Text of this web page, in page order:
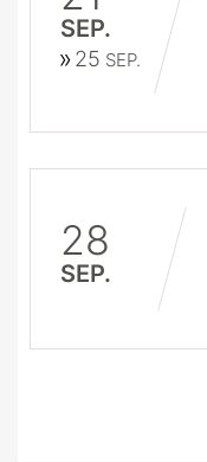
SEP.
25 SEP.
28
SEP.